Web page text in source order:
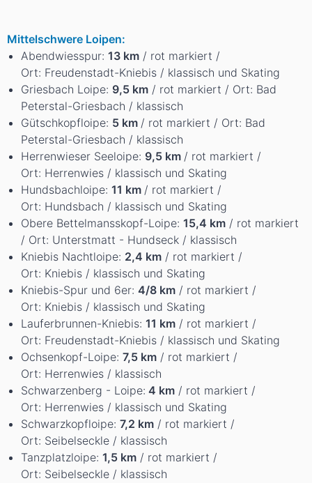
Mittelschwere Loipen:
Abendwiesspur: 13 km / rot markiert /
Ort: Freudenstadt-Kniebis / klassisch und Skating
Griesbach Loipe: 9,5 km / rot markiert / Ort: Bad
Peterstal-Griesbach / klassisch
Gütschkopfloipe: 5 km / rot markiert / Ort: Bad
Peterstal-Griesbach / klassisch
Herrenwieser Seeloipe: 9,5 km / rot markiert /
Ort: Herrenwies / klassisch und Skating
Hundsbachloipe: 11 km / rot markiert /
Ort: Hundsbach / klassisch und Skating
Obere Bettelmansskopf-Loipe: 15,4 km / rot markiert
/ Ort: Unterstmatt - Hundseck / klassisch
Kniebis Nachtloipe: 2,4 km / rot markiert /
Ort: Kniebis / klassisch und Skating
Kniebis-Spur und 6er: 4/8 km / rot markiert /
Ort: Kniebis / klassisch und Skating
Lauferbrunnen-Kniebis: 11 km / rot markiert /
Ort: Freudenstadt-Kniebis / klassisch und Skating
Ochsenkopf-Loipe: 7,5 km / rot markiert /
Ort: Herrenwies / klassisch
Schwarzenberg - Loipe: 4 km / rot markiert /
Ort: Herrenwies / klassisch und Skating
Schwarzkopfloipe: 7,2 km / rot markiert /
Ort: Seibelseckle / klassisch
Tanzplatzloipe: 1,5 km / rot markiert /
Ort: Seibelseckle / klassisch